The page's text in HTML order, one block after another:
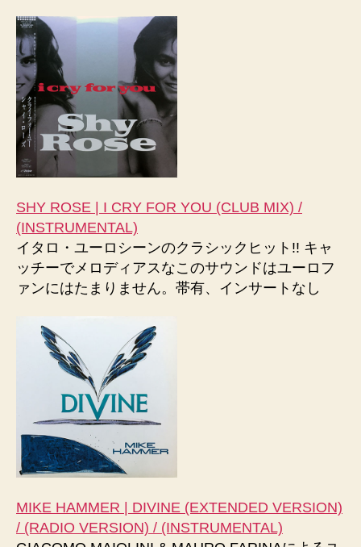
SHY ROSE | I CRY FOR YOU (CLUB MIX) /
(INSTRUMENTAL)
イタロ・ユーロシーンのクラシックヒット!! キャ
ッチーでメロディアスなこのサウンドはユーロフ
ァンにはたまりません。帯有、インサートなし
MIKE HAMMER | DIVINE (EXTENDED VERSION)
/ (RADIO VERSION) / (INSTRUMENTAL)